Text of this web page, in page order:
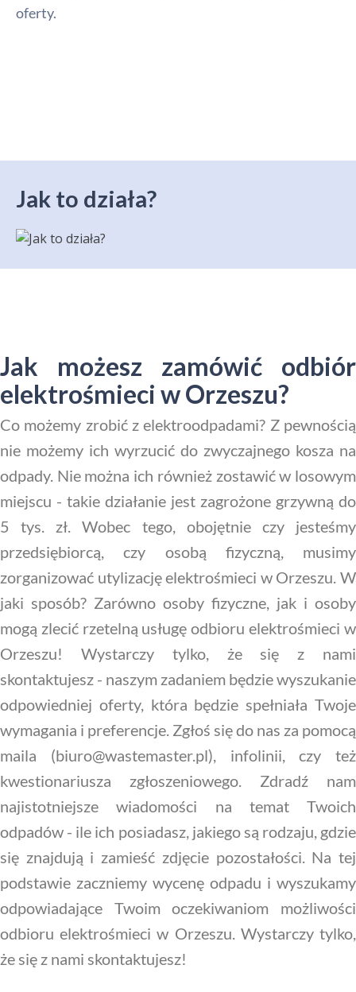
oferty.
Jak to działa?
Jak możesz zamówić odbiór
elektrośmieci w Orzeszu?
Co możemy zrobić z elektroodpadami? Z pewnością
nie możemy ich wyrzucić do zwyczajnego kosza na
odpady. Nie można ich również zostawić w losowym
miejscu - takie działanie jest zagrożone grzywną do
5 tys. zł. Wobec tego, obojętnie czy jesteśmy
przedsiębiorcą, czy osobą fizyczną, musimy
zorganizować utylizację elektrośmieci w Orzeszu. W
jaki sposób? Zarówno osoby fizyczne, jak i osoby
mogą zlecić rzetelną usługę odbioru elektrośmieci w
Orzeszu! Wystarczy tylko, że się z nami
skontaktujesz - naszym zadaniem będzie wyszukanie
odpowiedniej oferty, która będzie spełniała Twoje
wymagania i preferencje. Zgłoś się do nas za pomocą
maila (biuro@wastemaster.pl), infolinii, czy też
kwestionariusza zgłoszeniowego. Zdradź nam
najistotniejsze wiadomości na temat Twoich
odpadów - ile ich posiadasz, jakiego są rodzaju, gdzie
się znajdują i zamieść zdjęcie pozostałości. Na tej
podstawie zaczniemy wycenę odpadu i wyszukamy
odpowiadające Twoim oczekiwaniom możliwości
odbioru elektrośmieci w Orzeszu. Wystarczy tylko,
że się z nami skontaktujesz!